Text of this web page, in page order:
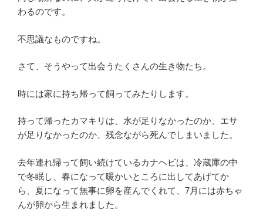
わるのです。
不思議なものですね。
さて、そうやって出会うたくさんの生き物たち。
時には家に持ち帰って飼ってみたりします。
持って帰ったカマキリは、水が足りなかったのか、エサ
が足りなかったのか、残念ながら死んでしまいました。
去年連れ帰って飼い続けているカナヘビは、冷蔵庫の中
で冬眠し、春になって暖かいところに出してあげてか
ら、夏になって無事に卵を産んでくれて、7月には赤ちゃ
んが卵から生まれました。